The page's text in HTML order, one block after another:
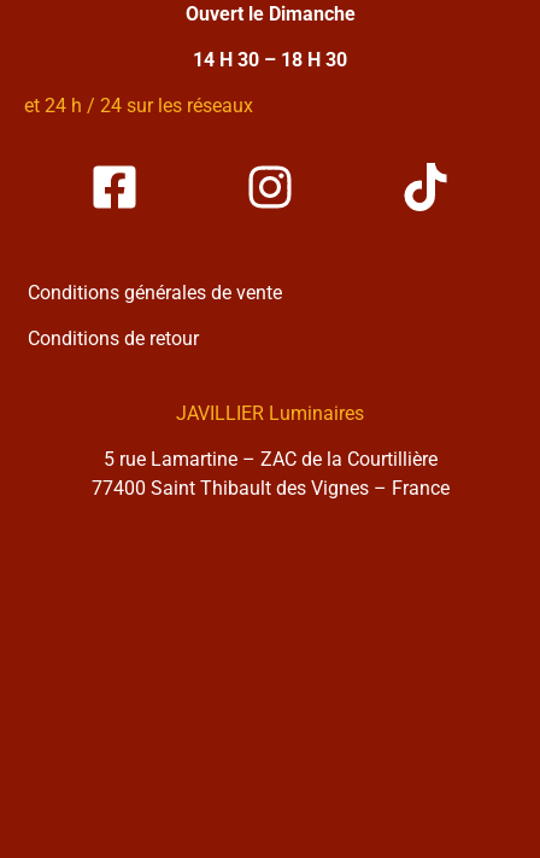
Ouvert le Dimanche
14 H 30 – 18 H 30
et 24 h / 24 sur les réseaux
Conditions générales de vente
Conditions de retour
JAVILLIER Luminaires
5 rue Lamartine – ZAC de la Courtillière
77400 Saint Thibault des Vignes – France